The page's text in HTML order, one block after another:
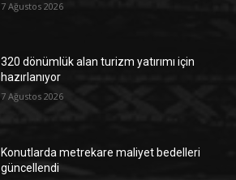
7 Ağustos 2026
320 dönümlük alan turizm yatırımı için
hazırlanıyor
7 Ağustos 2026
Konutlarda metrekare maliyet bedelleri
güncellendi